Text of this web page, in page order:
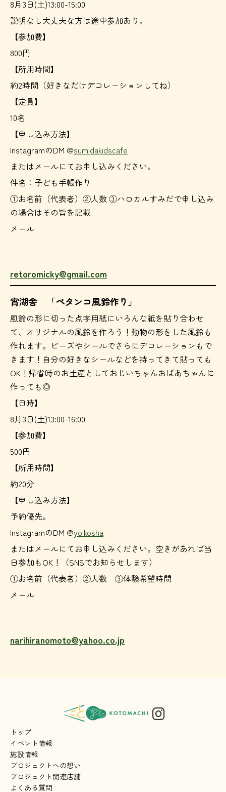
8月3日(土)13:00-15:00
説明なし大丈夫な方は途中参加あり。
【参加費】
800円
【所用時間】
約2時間（好きなだけデコレーションしてね）
【定員】
10名
【申し込み方法】
InstagramのDM @sumidakidscafe
またはメールにてお申し込みください。
件名：子ども手帳作り
①お名前（代表者）②人数 ③ハロカルすみだで申し込み
の場合はその旨を記載
メール
retoromicky@gmail.com
宵湖舎 「ペタンコ風鈴作り」
風鈴の形に切った点字用紙にいろんな紙を貼り合わせ
て、オリジナルの風鈴を作ろう！動物の形をした風鈴も
作れます。ビーズやシールでさらにデコレーションもで
きます！自分の好きなシールなどを持ってきて貼っても
OK！帰省時のお土産としておじいちゃんおばあちゃんに
作っても◎
【日時】
8月3日(土)13:00-16:00
【参加費】
500円
【所用時間】
約20分
【申し込み方法】
予約優先。
InstagramのDM @yoikosha
またはメールにてお申し込みください。空きがあれば当
日参加もOK！（SNSでお知らせします）
①お名前（代表者）②人数 ③体験希望時間
メール
narihiranomoto@yahoo.co.jp
トップ
イベント情報
施設情報
プロジェクトへの想い
プロジェクト関連店舗
よくある質問